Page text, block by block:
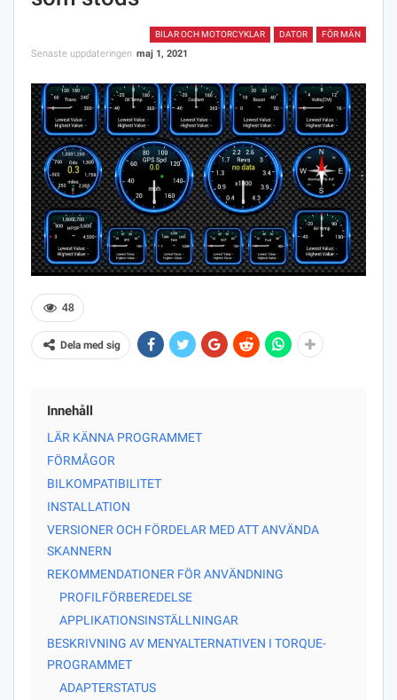
BILAR OCH MOTORCYKLAR DATOR FÖR MÄN
Senaste uppdateringen maj 1, 2021
48
Dela med sig
Innehåll
LÄR KÄNNA PROGRAMMET
FÖRMÅGOR
BILKOMPATIBILITET
INSTALLATION
VERSIONER OCH FÖRDELAR MED ATT ANVÄNDA
SKANNERN
REKOMMENDATIONER FÖR ANVÄNDNING
PROFILFÖRBEREDELSE
APPLIKATIONSINSTÄLLNINGAR
BESKRIVNING AV MENYALTERNATIVEN I TORQUE-
PROGRAMMET
ADAPTERSTATUS